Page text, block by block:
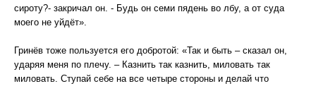
сироту?- закричал он. - Будь он семи пядень во лбу, а от суда
моего не уйдёт».
Гринёв тоже пользуется его добротой: «Так и быть – сказал он,
ударяя меня по плечу. – Казнить так казнить, миловать так
миловать. Ступай себе на все четыре стороны и делай что